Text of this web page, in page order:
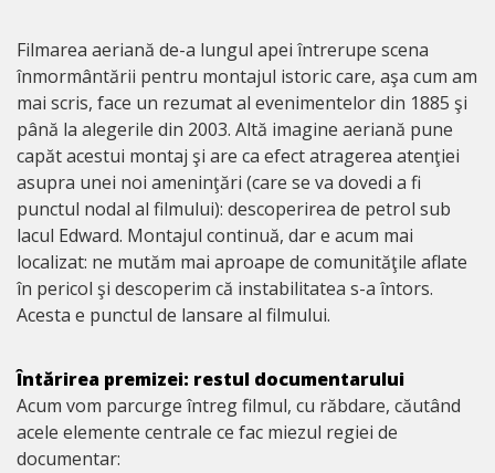
Filmarea aeriană de-a lungul apei întrerupe scena
înmormântării pentru montajul istoric care, aşa cum am
mai scris, face un rezumat al evenimentelor din 1885 şi
până la alegerile din 2003. Altă imagine aeriană pune
capăt acestui montaj şi are ca efect atragerea atenţiei
asupra unei noi ameninţări (care se va dovedi a fi
punctul nodal al filmului): descoperirea de petrol sub
lacul Edward. Montajul continuă, dar e acum mai
localizat: ne mutăm mai aproape de comunităţile aflate
în pericol şi descoperim că instabilitatea s-a întors.
Acesta e punctul de lansare al filmului.
Întărirea premizei: restul documentarului
Acum vom parcurge întreg filmul, cu răbdare, căutând
acele elemente centrale ce fac miezul regiei de
documentar: